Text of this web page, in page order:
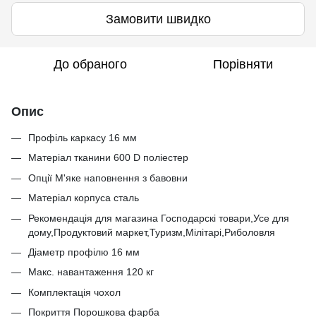
Замовити швидко
До обраного Порівняти
Опис
Профіль каркасу 16 мм
Матеріал тканини 600 D поліестер
Опції М'яке наповнення з бавовни
Матеріал корпуса сталь
Рекомендація для магазина Господарскі товари,Усе для
дому,Продуктовий маркет,Туризм,Мілітарі,Риболовля
Діаметр профілю 16 мм
Макс. навантаження 120 кг
Комплектація чохол
Покриття Порошкова фарба